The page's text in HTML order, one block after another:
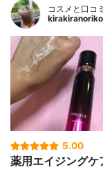
コスメと口コ
kirakiranoriko
5.00
薬用エイジング